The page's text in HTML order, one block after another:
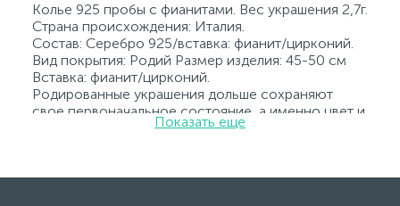
Колье 925 пробы с фианитами. Вес украшения 2,7г.
Страна происхождения: Италия.
Состав: Серебро 925/вставка: фианит/цирконий.
Вид покрытия: Родий Размер изделия: 45-50 см
Вставка: фианит/цирконий.
Родированные украшения дольше сохраняют
свое первоначальное состояние, а именно цвет и
блеск металла. Все ювелирные изделия
государственной пробирной службой Украины, на
Показать еще